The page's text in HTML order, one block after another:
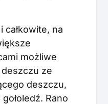
całkowite, na
możliwe
deszczu ze
deszczu,
Rano